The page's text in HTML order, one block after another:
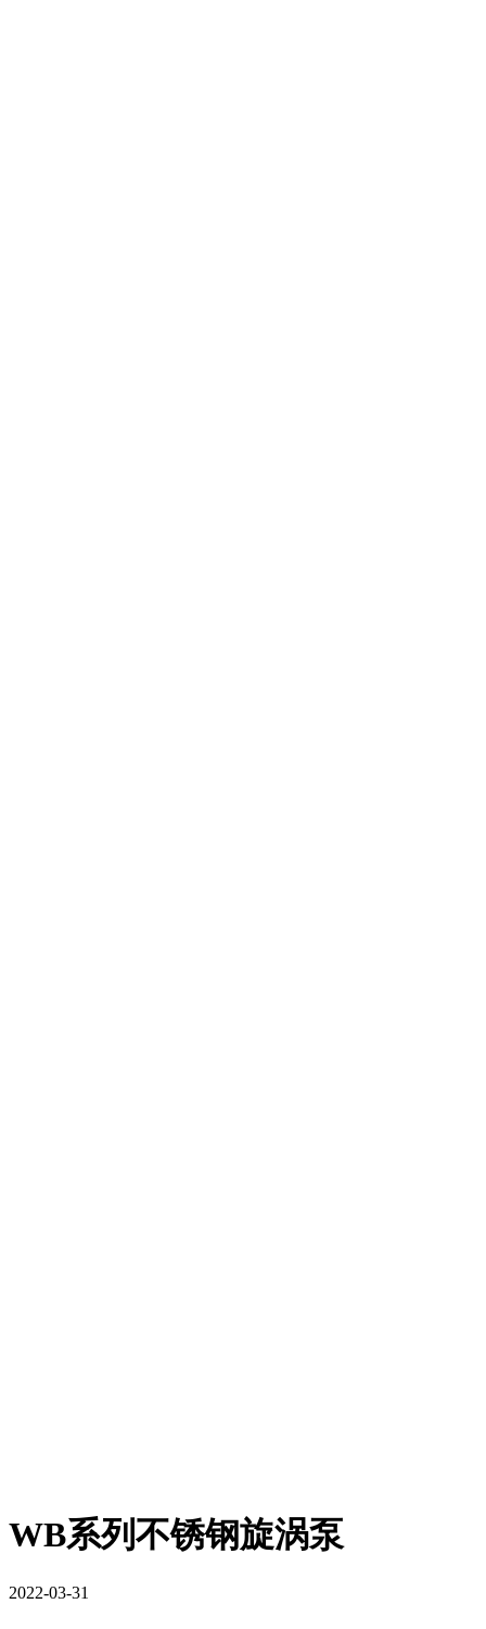
WB系列不锈钢旋涡泵
2022-03-31